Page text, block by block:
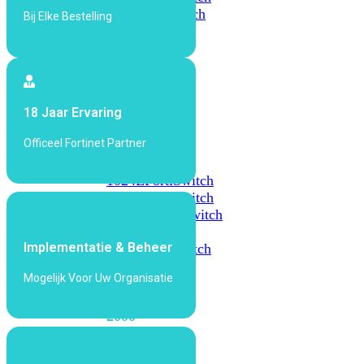
648F
FortiSwitch
1000
1024EFortiSwitch
FortiSwitch
FortiSwitch
FPOEFortiSwitch
2000
Bij Elke Bestelling
18 Jaar Ervaring
Officeel Fortinet Partner
Implementatie & Beheer
Mogelijk Voor Uw Organisatie